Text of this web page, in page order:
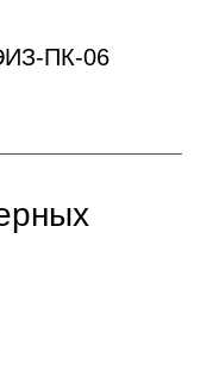
ПК-06